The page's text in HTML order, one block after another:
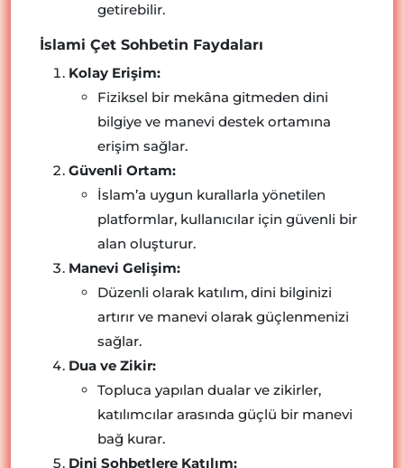
getirebilir.
İslami Çet Sohbetin Faydaları
Kolay Erişim:
Fiziksel bir mekâna gitmeden dini
bilgiye ve manevi destek ortamına
erişim sağlar.
Güvenli Ortam:
İslam’a uygun kurallarla yönetilen
platformlar, kullanıcılar için güvenli bir
alan oluşturur.
Manevi Gelişim:
Düzenli olarak katılım, dini bilginizi
artırır ve manevi olarak güçlenmenizi
sağlar.
Dua ve Zikir:
Topluca yapılan dualar ve zikirler,
katılımcılar arasında güçlü bir manevi
bağ kurar.
Dini Sohbetlere Katılım: